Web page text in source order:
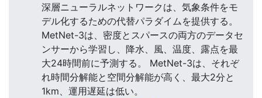
深層ニューラルネットワークは、気象条件をモ
デル化するための代替パラダイムを提供する。
MetNet-3は、密度とスパースの両方のデータセ
ンサーから学習し、降水、風、温度、露点を最
大24時間前に予測する。 MetNet-3は、それぞ
れ時間分解能と空間分解能が高く、最大2分と
1km、運用遅延は低い。